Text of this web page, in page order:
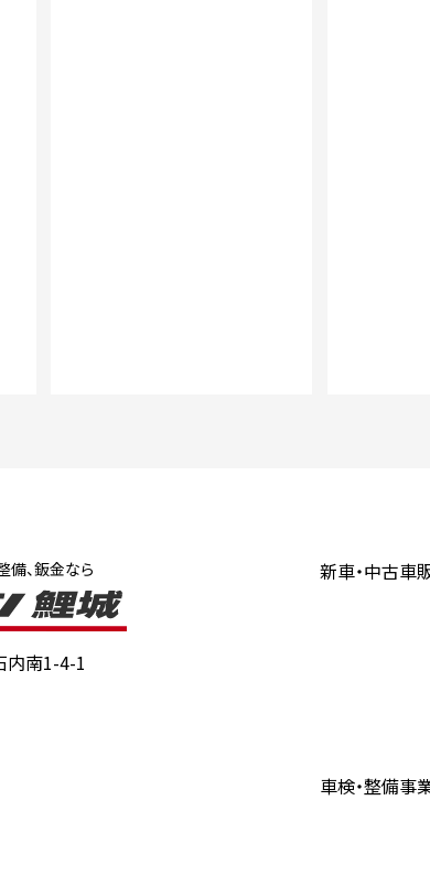
備、鈑金なら
内南1-4-1
新車・中古車
車検・整備事